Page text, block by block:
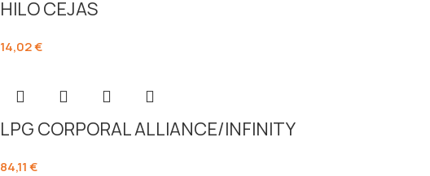
HILO CEJAS
14,02€
LPG CORPORAL ALLIANCE/INFINITY
84,11€